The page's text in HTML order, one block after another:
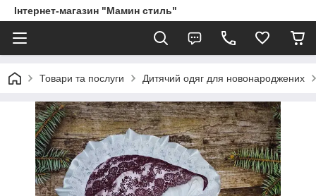
Інтернет-магазин "Мамин стиль"
Товари та послуги Дитячий одяг для новонароджених